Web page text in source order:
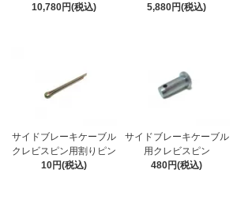
10,780円(税込)
5,880円(税込)
サイドブレーキケーブル
クレビスピン用割りピン
10円(税込)
サイドブレーキケーブル
用クレビスピン
480円(税込)